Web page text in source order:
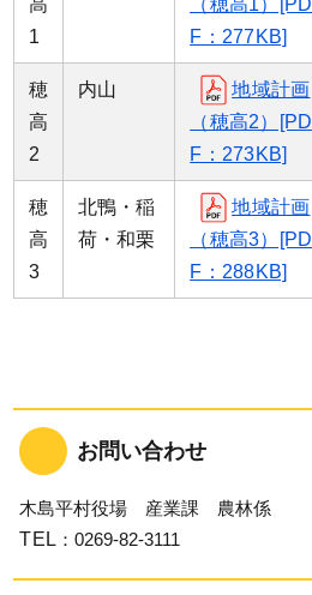
高
1
（穂高1）[PD
F：277KB]
穂
高
2
内山
地域計画
（穂高2）[PD
F：273KB]
穂
高
3
北鴨・稲
荷・和栗
地域計画
（穂高3）[PD
F：288KB]
お問い合わせ
木島平村役場 産業課 農林係
TEL ：0269-82-3111